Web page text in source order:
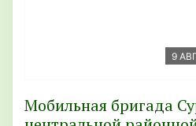
9
Мобильная бригада